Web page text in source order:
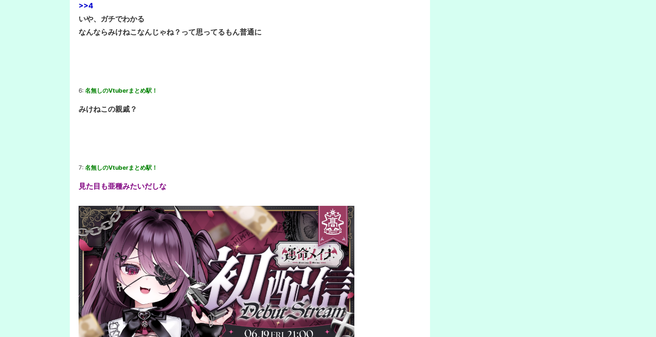
>>4
いや、ガチでわかる
なんならみけねこなんじゃね？って思ってるもん普通に
6: 名無しのVtuberまとめ駅！
みけねこの親戚？
7: 名無しのVtuberまとめ駅！
見た目も亜種みたいだしな